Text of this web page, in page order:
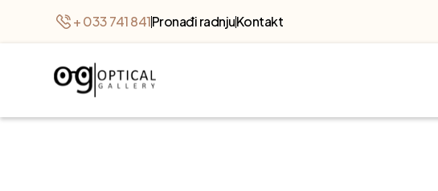
+ 033 741 841Pronađi radnjuKontakt